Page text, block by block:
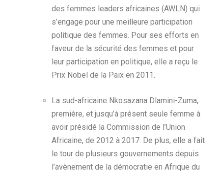
des femmes leaders africaines (AWLN) qui
s’engage pour une meilleure participation
politique des femmes. Pour ses efforts en
faveur de la sécurité des femmes et pour
leur participation en politique, elle a reçu le
Prix Nobel de la Paix en 2011.
La sud-africaine Nkosazana Dlamini-Zuma,
première, et jusqu’à présent seule femme à
avoir présidé la Commission de l’Union
Africaine, de 2012 à 2017. De plus, elle a fait
le tour de plusieurs gouvernements depuis
l’avènement de la démocratie en Afrique du